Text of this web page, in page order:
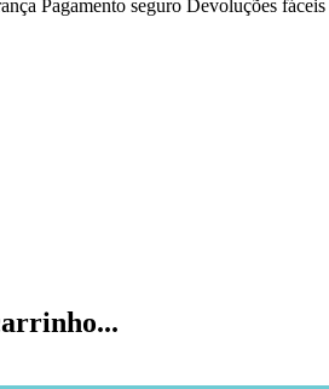
Pagamento seguro Devoluções fáceis